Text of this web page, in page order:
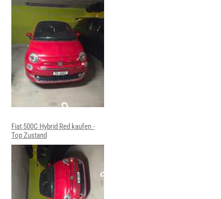
Fiat 500C Hybrid Red kaufen -
Top Zustand